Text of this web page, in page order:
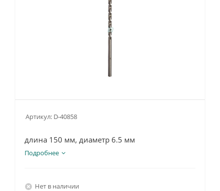
Артикул: D-40858
длина 150 мм, диаметр 6.5 мм
Подробнее
Нет в наличии